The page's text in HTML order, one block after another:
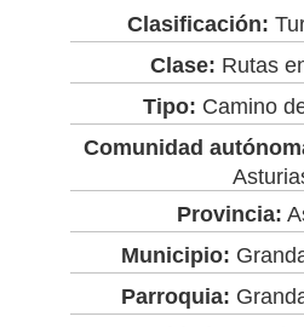
Clasificación:
Clase: Rutas
Tipo: Camino
Comunidad
Provincia:
Municipio:
Parroquia: